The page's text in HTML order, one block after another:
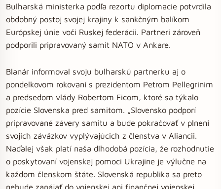
Bulharská ministerka podľa rezortu diplomacie potvrdila
obdobný postoj svojej krajiny k sankčným balíkom
Európskej únie voči Ruskej federácii. Partneri zároveň
podporili pripravovaný samit NATO v Ankare.
Blanár informoval svoju bulharskú partnerku aj o
pondelkovom rokovaní s prezidentom Petrom Pellegrinim
a predsedom vlády Robertom Ficom, ktoré sa týkalo
pozície Slovenska pred samitom. „Slovensko podporí
pripravované závery samitu a bude pokračovať v plnení
svojich záväzkov vyplývajúcich z členstva v Aliancii.
Naďalej však platí naša dlhodobá pozícia, že rozhodnutie
o poskytovaní vojenskej pomoci Ukrajine je výlučne na
každom členskom štáte. Slovenská republika sa preto
nebude zapájať do vojenskej ani finančnej vojenskej